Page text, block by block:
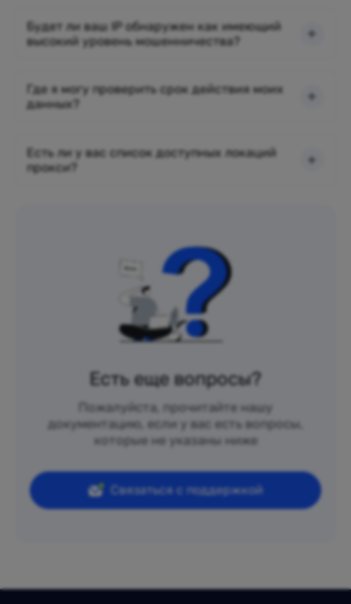
Будет ли ваш IP обнаружен как имеющий
высокий уровень мошенничества?
Где я могу проверить срок действия моих
данных?
Есть ли у вас список доступных локаций
прокси?
Есть еще вопросы?
Пожалуйста, прочитайте нашу
документацию, если у вас есть вопросы,
которые не указаны ниже
Связаться с поддержкой